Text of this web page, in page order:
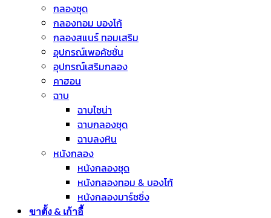
กลองชุด
กลองทอม บองโก้
กลองสแนร์ ทอมเสริม
อุปกรณ์เพอคัชชั่น
อุปกรณ์เสริมกลอง
คาฮอน
ฉาบ
ฉาบไชน่า
ฉาบกลองชุด
ฉาบลงหิน
หนังกลอง
หนังกลองชุด
หนังกลองทอม & บองโก้
หนังกลองมาร์ชชิ่ง
ขาตั้ง & เก้าอี้